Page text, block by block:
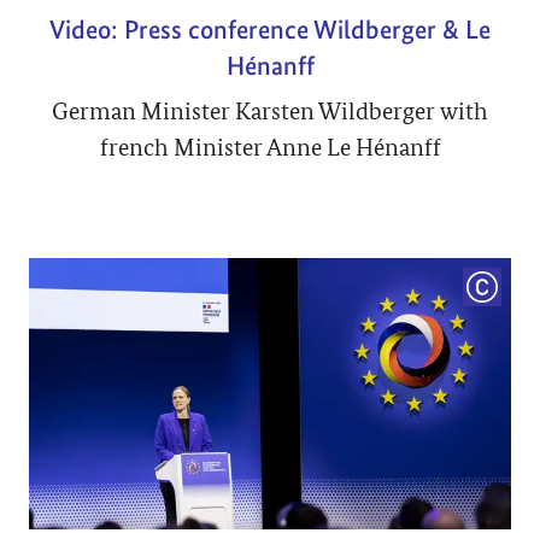
Video: Press conference Wildberger & Le
Hénanff
German Minister Karsten Wildberger with
french Minister Anne Le Hénanff